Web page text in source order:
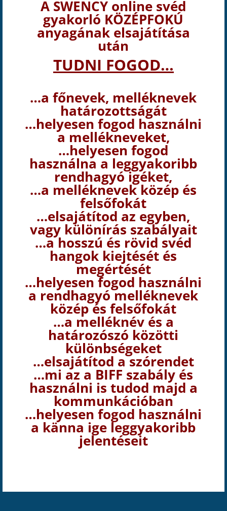
A SWENCY online svéd
gyakorló KÖZÉPFOKÚ
anyagának elsajátítása
után
TUDNI FOGOD…
…a főnevek, melléknevek
határozottságát
…helyesen fogod használni
a mellékneveket,
…helyesen fogod
használna a leggyakoribb
rendhagyó igéket,
…a melléknevek közép és
felsőfokát
…elsajátítod az egyben,
vagy különírás szabályait
…a hosszú és rövid svéd
hangok kiejtését és
megértését
…helyesen fogod használni
a rendhagyó melléknevek
közép és felsőfokát
…a melléknév és a
határozószó közötti
különbségeket
…elsajátítod a szórendet
…mi az a BIFF szabály és
használni is tudod majd a
kommunkációban
…helyesen fogod használni
a känna ige leggyakoribb
jelentéseit